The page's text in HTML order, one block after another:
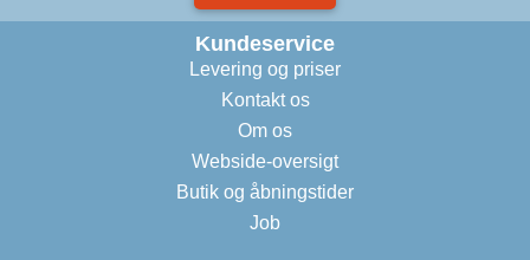
Kundeservice
Levering og priser
Kontakt os
Om os
Webside-oversigt
Butik og åbningstider
Job